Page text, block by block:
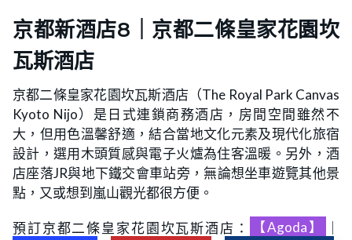
京都新酒店8｜京都二條皇家花園坎
瓦斯酒店
京都二條皇家花園坎瓦斯酒店（The Royal Park Canvas
Kyoto Nijo）是日式連鎖商務酒店，房間空間雖然不
大，但用色溫馨舒適，結合當地文化元素及現代化旅宿
設計，選用木頭質感與電子火爐為住客溫暖。另外，酒
店座落JR與地下鐵交會車站旁，無論想坐車遊覽其他景
點，又或想到嵐山觀光都很方便。
預訂京都二條皇家花園坎瓦斯酒店： 【Agoda】